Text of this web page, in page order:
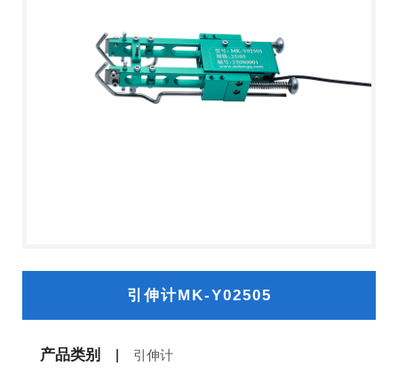
引伸计MK-Y02505
产品类别 引伸计